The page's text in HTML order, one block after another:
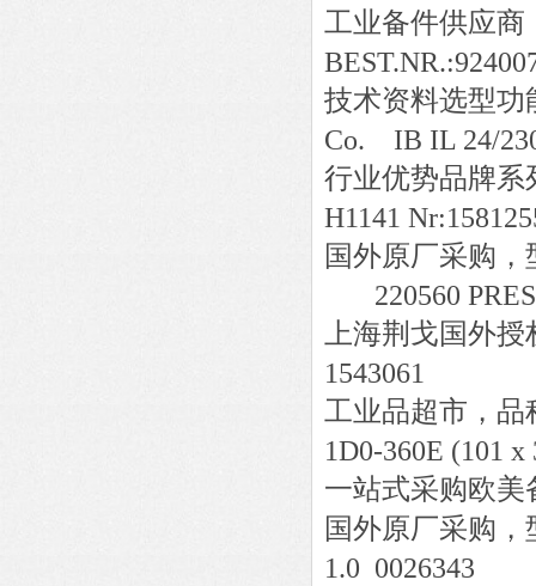
工业备件供应商
技术资料选型功
Co. IB IL 24/
行业优势品牌系
H1141
国外原厂采购
220560
上海荆戈国外
1543061
工业品超市，品
1D0-360E (101
一站式采购欧美
国外原厂采购
1.0 0026343